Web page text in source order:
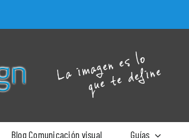
Blog Comunicación visual Guías